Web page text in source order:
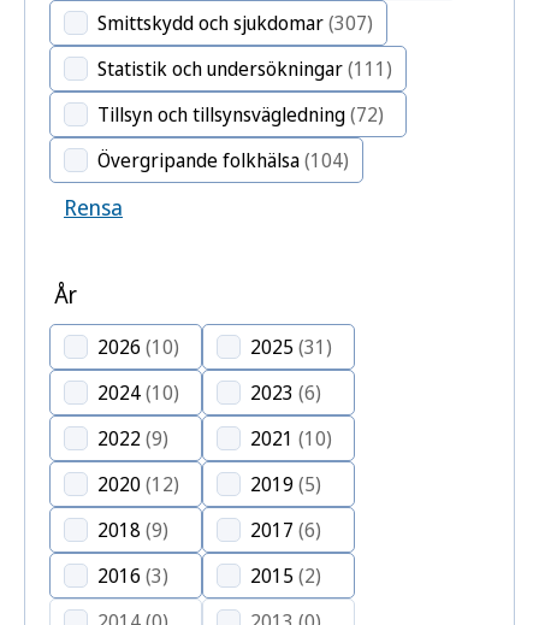
Smittskydd och sjukdomar(307)
Statistik och undersökningar(111)
Tillsyn och tillsynsvägledning(72)
Övergripande folkhälsa(104)
Rensa
År
2026 (10) 2025 (31)
2024(10) 2023 (6)
2022(9) 2021 (10)
2020(12) 2019 (5)
2018 (9) 2017 (6)
2016 (3) 2015 (2)